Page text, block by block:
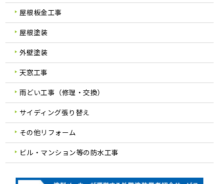
屋根板金工事
屋根塗装
外壁塗装
天窓工事
雨どい工事（修理・交換）
サイディング張り替え
その他リフォーム
ビル・マンション等の防水工事